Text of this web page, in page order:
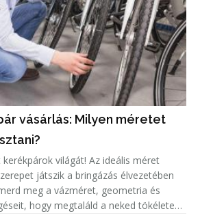
vásárlás: Milyen méretet
világát! Az ideális méret
játszik a bringázás élvezetében
meg a vázméret, geometria és
hogy megtaláld a neked tökéletes